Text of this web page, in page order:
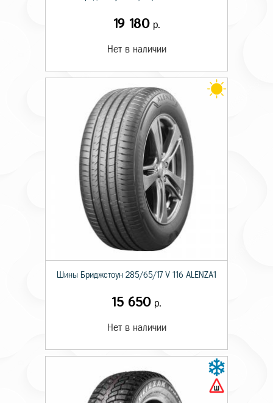
19 180р.
Нет в наличии
Шины Бриджстоун 285/65/17 V 116 ALENZA1
15 650 р.
Нет в наличии